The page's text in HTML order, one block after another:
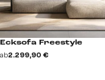
Ecksofa Freestyle
ab2.299,90 €